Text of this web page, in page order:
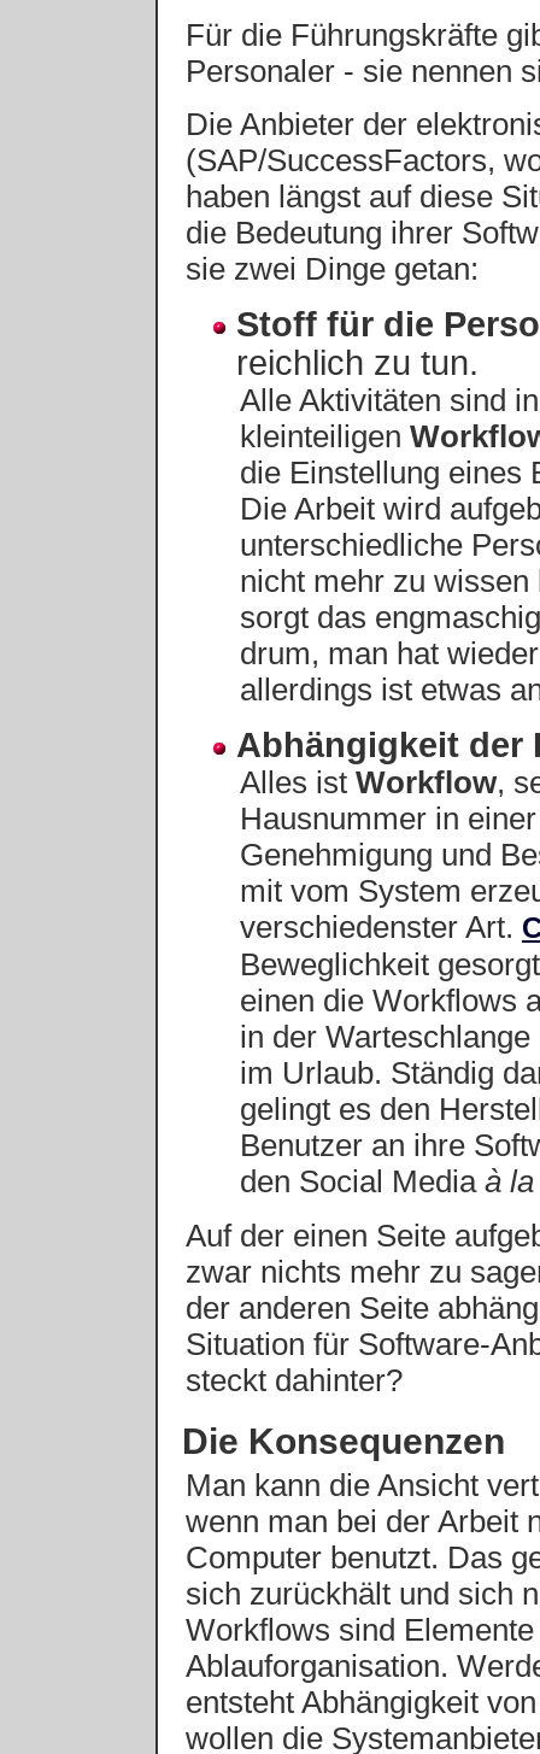
Für die Führungskräfte
Personaler - sie nennen
Die Anbieter der
(SAP/SuccessFactors,
haben längst auf diese
die Bedeutung ihrer
sie zwei Dinge getan:
Stoff für die
reichlich zu tun.
Alle Aktivitäten sind
kleinteiligen
die Einstellung eines
Die Arbeit wird
unterschiedliche
nicht mehr zu
sorgt das
drum, man hat
allerdings ist etwas
Abhängigkeit der
Alles ist Workflow,
Hausnummer in
Genehmigung und
mit vom System
verschiedenster Art.
Beweglichkeit
einen die Workflows
in der
im Urlaub. Ständig
gelingt es den
Benutzer an ihre
den Social Media à
Auf der einen Seite
zwar nichts mehr zu
der anderen Seite
Situation für Software-
steckt dahinter?
Die Konsequenzen
Man kann die Ansicht
wenn man bei der Arbeit
Computer benutzt. Das
sich zurückhält und sich
Workflows sind
Ablauforganisation.
entsteht Abhängigkeit
wollen die